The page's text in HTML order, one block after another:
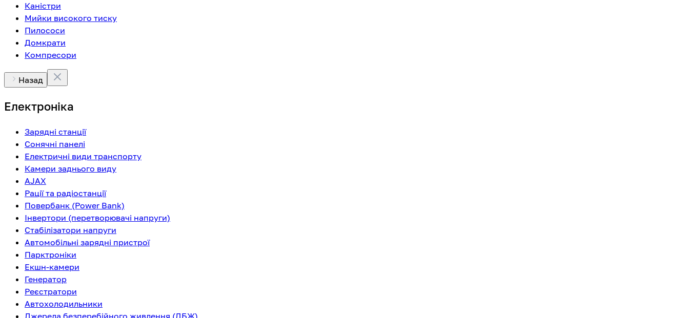
Каністри
Мийки високого тиску
Пилососи
Домкрати
Компресори
Назад
Електроніка
Зарядні станції
Сонячні панелі
Електричні види транспорту
Камери заднього виду
AJAX
Рації та радіостанції
Повербанк (Power Bank)
Інвертори (перетворювачі напруги)
Стабілізатори напруги
Автомобільні зарядні пристрої
Парктроніки
Екшн-камери
Генератор
Реєстратори
Автохолодильники
Джерела безперебійного живлення (ДБЖ)